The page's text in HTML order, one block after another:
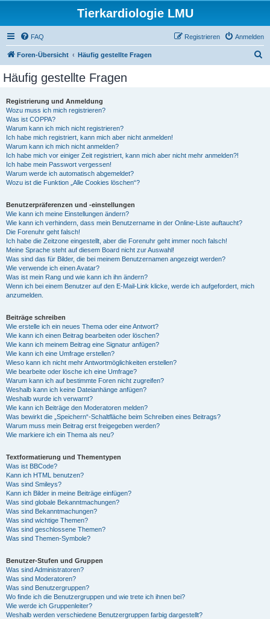
Tierkardiologie LMU
FAQ Anmelden
Registrieren
Foren-Übersicht Häufig gestellte Fragen
Häufig gestellte Fragen
Registrierung und Anmeldung
Wozu muss ich mich registrieren?
Was ist COPPA?
Warum kann ich mich nicht registrieren?
Ich habe mich registriert, kann mich aber nicht anmelden!
Warum kann ich mich nicht anmelden?
Ich habe mich vor einiger Zeit registriert, kann mich aber nicht mehr anmelden?!
Ich habe mein Passwort vergessen!
Warum werde ich automatisch abgemeldet?
Wozu ist die Funktion „Alle Cookies löschen“?
Benutzerpräferenzen und -einstellungen
Wie kann ich meine Einstellungen ändern?
Wie kann ich verhindern, dass mein Benutzername in der Online-Liste auftaucht?
Die Forenuhr geht falsch!
Ich habe die Zeitzone eingestellt, aber die Forenuhr geht immer noch falsch!
Meine Sprache steht auf diesem Board nicht zur Auswahl!
Was sind das für Bilder, die bei meinem Benutzernamen angezeigt werden?
Wie verwende ich einen Avatar?
Was ist mein Rang und wie kann ich ihn ändern?
Wenn ich bei einem Benutzer auf den E-Mail-Link klicke, werde ich aufgefordert, mich
anzumelden.
Beiträge schreiben
Wie erstelle ich ein neues Thema oder eine Antwort?
Wie kann ich einen Beitrag bearbeiten oder löschen?
Wie kann ich meinem Beitrag eine Signatur anfügen?
Wie kann ich eine Umfrage erstellen?
Wieso kann ich nicht mehr Antwortmöglichkeiten erstellen?
Wie bearbeite oder lösche ich eine Umfrage?
Warum kann ich auf bestimmte Foren nicht zugreifen?
Weshalb kann ich keine Dateianhänge anfügen?
Weshalb wurde ich verwarnt?
Wie kann ich Beiträge den Moderatoren melden?
Was bewirkt die „Speichern“-Schaltfläche beim Schreiben eines Beitrags?
Warum muss mein Beitrag erst freigegeben werden?
Wie markiere ich ein Thema als neu?
Textformatierung und Thementypen
Was ist BBCode?
Kann ich HTML benutzen?
Was sind Smileys?
Kann ich Bilder in meine Beiträge einfügen?
Was sind globale Bekanntmachungen?
Was sind Bekanntmachungen?
Was sind wichtige Themen?
Was sind geschlossene Themen?
Was sind Themen-Symbole?
Benutzer-Stufen und Gruppen
Was sind Administratoren?
Was sind Moderatoren?
Was sind Benutzergruppen?
Wo finde ich die Benutzergruppen und wie trete ich ihnen bei?
Wie werde ich Gruppenleiter?
Weshalb werden verschiedene Benutzergruppen farbig dargestellt?